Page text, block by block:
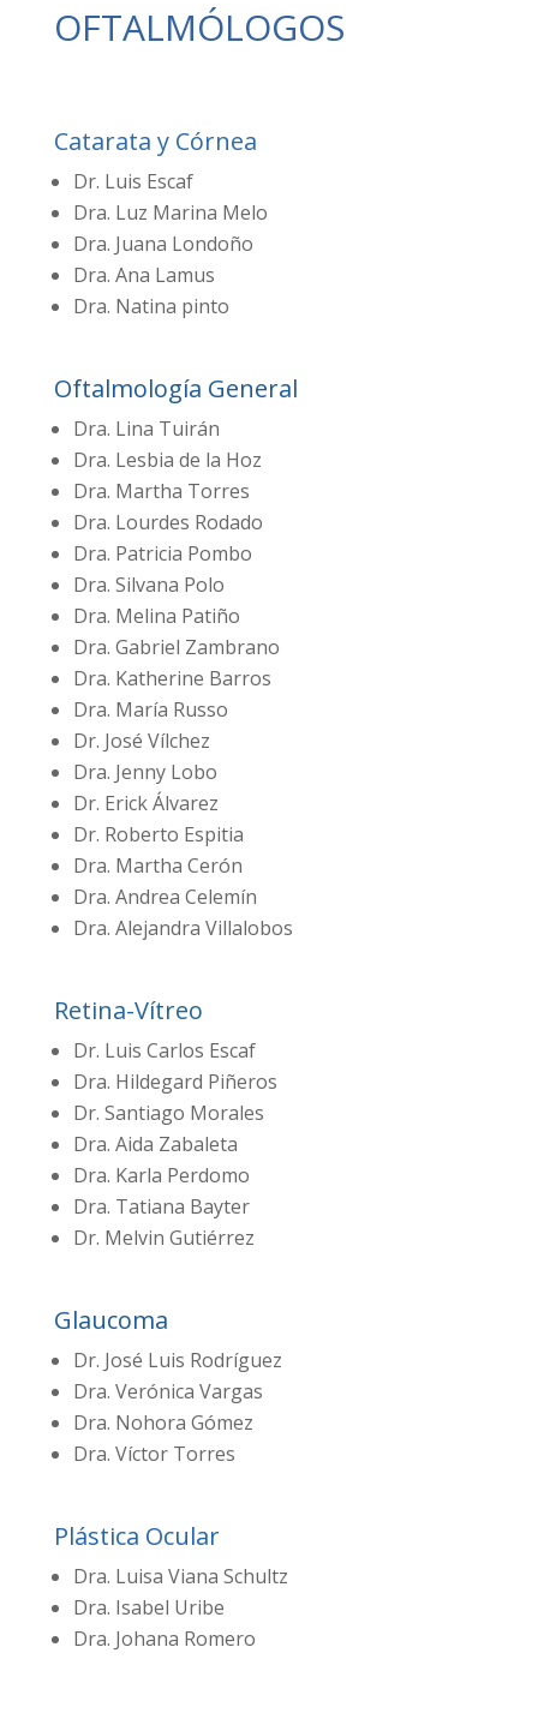
OFTALMÓLOGOS
Catarata y Córnea
Dr. Luis Escaf
Dra. Luz Marina Melo
Dra. Juana Londoño
Dra. Ana Lamus
Dra. Natina pinto
Oftalmología General
Dra. Lina Tuirán
Dra. Lesbia de la Hoz
Dra. Martha Torres
Dra. Lourdes Rodado
Dra. Patricia Pombo
Dra. Silvana Polo
Dra. Melina Patiño
Dra. Gabriel Zambrano
Dra. Katherine Barros
Dra. María Russo
Dr. José Vílchez
Dra. Jenny Lobo
Dr. Erick Álvarez
Dr. Roberto Espitia
Dra. Martha Cerón
Dra. Andrea Celemín
Dra. Alejandra Villalobos
Retina-Vítreo
Dr. Luis Carlos Escaf
Dra. Hildegard Piñeros
Dr. Santiago Morales
Dra. Aida Zabaleta
Dra. Karla Perdomo
Dra. Tatiana Bayter
Dr. Melvin Gutiérrez
Glaucoma
Dr. José Luis Rodríguez
Dra. Verónica Vargas
Dra. Nohora Gómez
Dra. Víctor Torres
Plástica Ocular
Dra. Luisa Viana Schultz
Dra. Isabel Uribe
Dra. Johana Romero